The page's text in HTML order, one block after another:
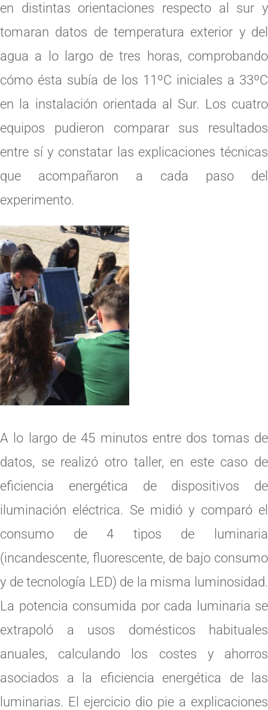
en distintas orientaciones respecto al sur y
tomaran datos de temperatura exterior y del
agua a lo largo de tres horas, comprobando
cómo ésta subía de los 11ºC iniciales a 33ºC
en la instalación orientada al Sur. Los cuatro
equipos pudieron comparar sus resultados
entre sí y constatar las explicaciones técnicas
que acompañaron a cada paso del
experimento.
A lo largo de 45 minutos entre dos tomas de
datos, se realizó otro taller, en este caso de
eficiencia energética de dispositivos de
iluminación eléctrica. Se midió y comparó el
consumo de 4 tipos de luminaria
(incandescente, fluorescente, de bajo consumo
y de tecnología LED) de la misma luminosidad.
La potencia consumida por cada luminaria se
extrapoló a usos domésticos habituales
anuales, calculando los costes y ahorros
asociados a la eficiencia energética de las
luminarias. El ejercicio dio pie a explicaciones